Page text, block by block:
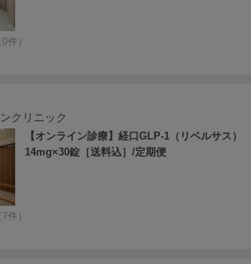
0件）
クリニック
【オンライン診療】経口GLP-1（リベルサス）
14mg×30錠［送料込］/定期便
7件）